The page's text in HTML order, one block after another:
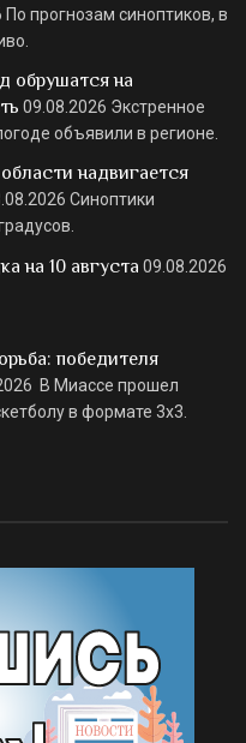
По прогнозам синоптиков, в
обрушатся на
09.08.2026 Экстренное
объявили в регионе.
надвигается
Синоптики
на 10 августа 09.08.2026
победителя
В Миассе прошел
в формате 3х3.